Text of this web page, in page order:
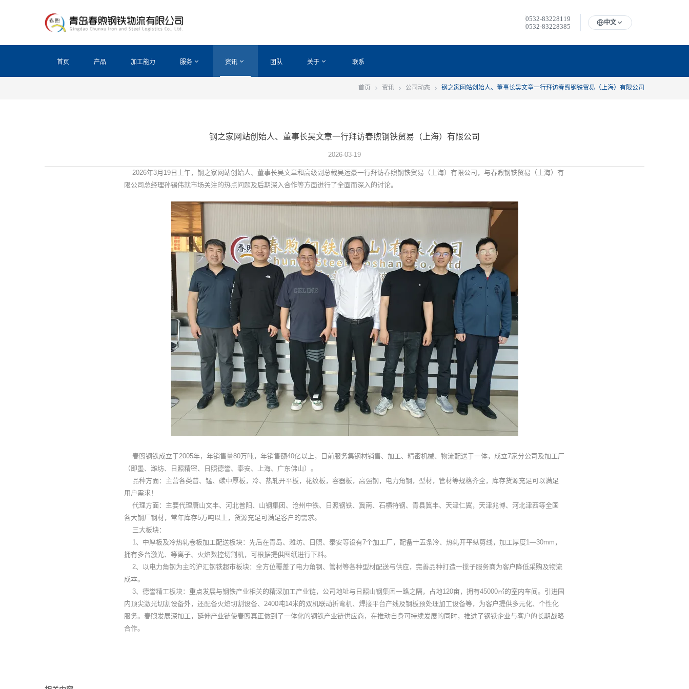
0532-83228119
0532-83228385
中文
首页 产品 加工能力 服务 资讯 团队 关于 联系
首页 资讯 公司动态 钢之家网站创始人、董事长吴文章一行拜访春煦钢铁贸易（上海）有限公司
钢之家网站创始人、董事长吴文章一行拜访春煦钢铁贸易（上海）有限公司
2026-03-19
2026年3月19日上午，钢之家网站创始人、董事长吴文章和高级副总裁吴运豪一行拜访春煦钢铁贸易（上海）有限公司，与春煦钢铁贸易（上海）有
限公司总经理孙锡伟就市场关注的热点问题及后期深入合作等方面进行了全面而深入的讨论。
春煦钢铁成立于2005年，年销售量80万吨，年销售额40亿以上，目前服务集钢材销售、加工、精密机械、物流配送于一体，成立7家分公司及加工厂
（即墨、潍坊、日照精密、日照德誉、泰安、上海、广东佛山）。
品种方面：主营各类普、锰、碳中厚板，冷、热轧开平板，花纹板，容器板，高强钢，电力角钢，型材，管材等规格齐全，库存货源充足可以满足
用户需求！
代理方面：主要代理唐山文丰、河北普阳、山钢集团、沧州中铁、日照钢铁、冀南、石横特钢、青县冀丰、天津仁翼，天津兆博、河北津西等全国
各大钢厂钢材，常年库存5万吨以上，货源充足可满足客户的需求。
三大板块：
1、中厚板及冷热轧卷板加工配送板块：先后在青岛、潍坊、日照、泰安等设有7个加工厂，配备十五条冷、热轧开平纵剪线，加工厚度1—30mm，
拥有多台激光、等离子、火焰数控切割机，可根据提供图纸进行下料。
2、以电力角钢为主的沪汇钢铁超市板块：全方位覆盖了电力角钢、管材等各种型材配送与供应，完善品种打造一揽子服务商为客户降低采购及物流
成本。
3、德誉精工板块：重点发展与钢铁产业相关的精深加工产业链，公司地址与日照山钢集团一路之隔，占地120亩，拥有45000㎡的室内车间。引进国
内顶尖激光切割设备外，还配备火焰切割设备、2400吨14米的双机联动折弯机、焊接平台产线及钢板预处理加工设备等，为客户提供多元化、个性化
服务。春煦发展深加工，延伸产业链使春煦真正做到了一体化的钢铁产业链供应商，在推动自身可持续发展的同时，推进了钢铁企业与客户的长期战略
合作。